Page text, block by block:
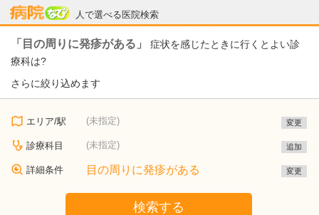
人で選べる医院検索
病院なび
「目の周りに発疹がある」
症状を感じたときに行くとよい診
療科は?
さらに絞り込めます
エリア/駅 (未指定) 変更
診療科目 (未指定) 追加
詳細条件 目の周りに発疹がある 変更
検索する